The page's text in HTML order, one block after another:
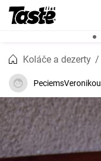
Koláče a dezerty
PeciemsVeronikou